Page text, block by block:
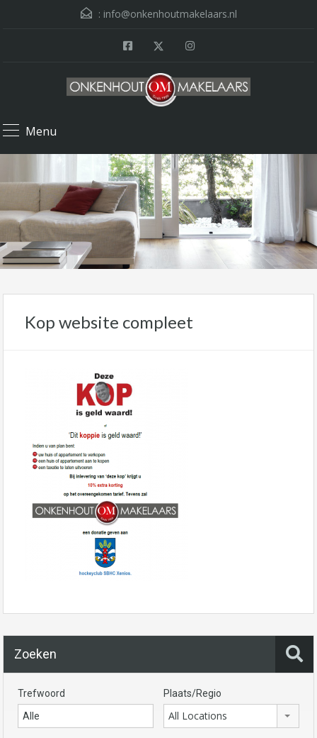
: info@onkenhoutmakelaars.nl
Menu
Kop website compleet
Zoeken
Trefwoord Plaats/Regio
All Locations